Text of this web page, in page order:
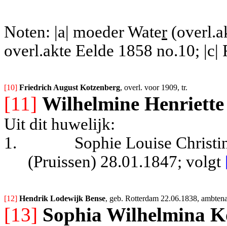
Noten: |a| moeder Water
overl.akte Eelde 1858 no.10; |c|
[10] Friedrich August Kotzenberg, overl. voor 1909, tr.
[11] Wilhelmine Henriette
Uit dit huwelijk:
1.
Sophie Louise
(Pruissen) 28.01.1847; volgt
[12] Hendrik Lodewijk Bense, geb. Rotterdam 22.06.1838,
[13] Sophia Wilhelmina